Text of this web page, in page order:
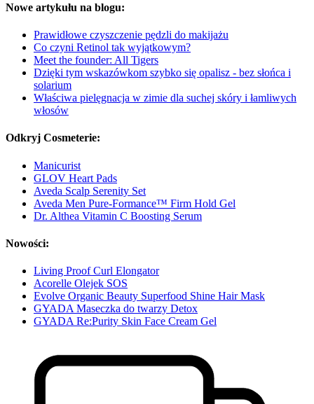
Nowe artykułu na blogu:
Prawidłowe czyszczenie pędzli do makijażu
Co czyni Retinol tak wyjątkowym?
Meet the founder: All Tigers
Dzięki tym wskazówkom szybko się opalisz - bez słońca i
solarium
Właściwa pielęgnacja w zimie dla suchej skóry i łamliwych
włosów
Odkryj Cosmeterie:
Manicurist
GLOV Heart Pads
Aveda Scalp Serenity Set
Aveda Men Pure-Formance™ Firm Hold Gel
Dr. Althea Vitamin C Boosting Serum
Nowości:
Living Proof Curl Elongator
Acorelle Olejek SOS
Evolve Organic Beauty Superfood Shine Hair Mask
GYADA Maseczka do twarzy Detox
GYADA Re:Purity Skin Face Cream Gel